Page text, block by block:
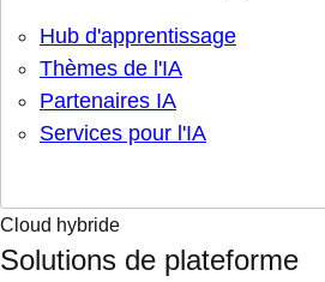
Hub d'apprentissage
Thèmes de l'IA
Partenaires IA
Services pour l'IA
Cloud hybride
Solutions de plateforme